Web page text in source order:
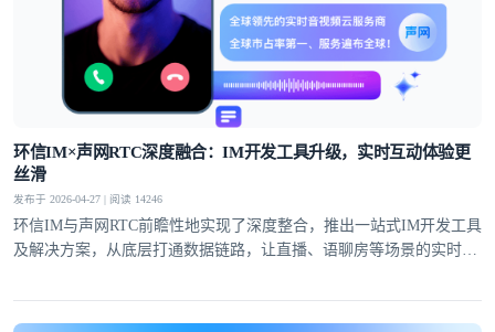
环信IM×声网RTC深度融合：IM开发工具升级，实时互动体验更
丝滑
发布于 2026-04-27 | 阅读 14246
环信IM与声网RTC前瞻性地实现了深度整合，推出一站式IM开发工具
及解决方案，从底层打通数据链路，让直播、语聊房等场景的实时互